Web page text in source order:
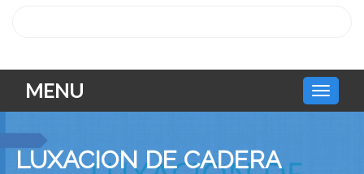
MENU
LUXACION DE CADERA